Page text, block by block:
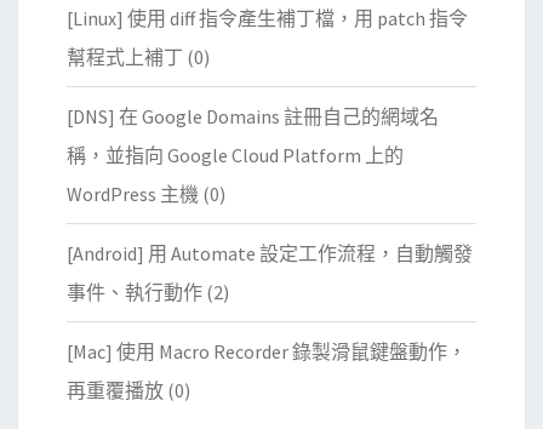
[Linux] 使用 diff 指令產生補丁檔，用 patch 指令
幫程式上補丁 (0)
[DNS] 在 Google Domains 註冊自己的網域名
稱，並指向 Google Cloud Platform 上的
WordPress 主機 (0)
[Android] 用 Automate 設定工作流程，自動觸發
事件、執行動作 (2)
[Mac] 使用 Macro Recorder 錄製滑鼠鍵盤動作，
再重覆播放 (0)